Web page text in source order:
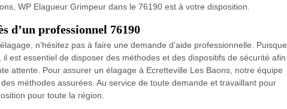
WP Elagueur Grimpeur dans le 76190 est à votre disposition.
d’un professionnel 76190
n’hésitez pas à faire une demande d’aide professionnelle. Puisque
il est essentiel de disposer des méthodes et des dispositifs de sécurité afin
attente. Pour assurer un élagage à Ecretteville Les Baons, notre équipe
méthodes assurées. Au service de toute demande et travaillant pour
pour toute la région.